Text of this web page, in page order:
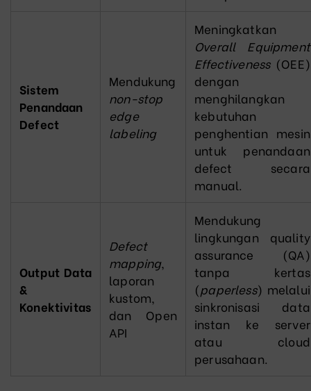
Sistem
Penandaan
Defect
Mendukung
non-stop
edge
labeling
Meningkatkan
Overall Equipment
Effectiveness(OEE)
dengan
menghilangkan
kebutuhan
penghentian mesin
untuk penandaan
defect secara
manual.
Output Data
&
Konektivitas
Defect
mapping,
laporan
kustom,
dan Open
API
Mendukung
lingkungan quality
assurance (QA)
tanpa kertas
(paperless) melalui
sinkronisasi data
instan ke server
atau cloud
perusahaan.